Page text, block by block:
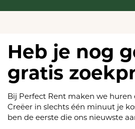
Heb je nog
gratis
Bij Perfect Rent maken we huren
Creëer in slechts één minuut je
ben de eerste die ons nieuwste